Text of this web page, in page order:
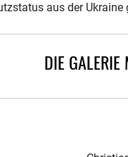
aus der
DIE GALERIE